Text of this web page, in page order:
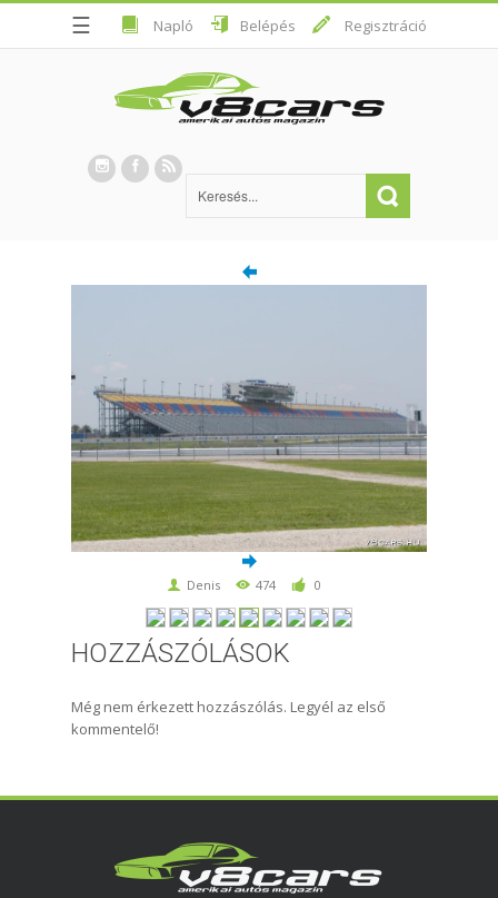
☰ Napló Belépés Regisztráció
Denis 474 0
HOZZÁSZÓLÁSOK
Még nem érkezett hozzászólás. Legyél az első
kommentelő!